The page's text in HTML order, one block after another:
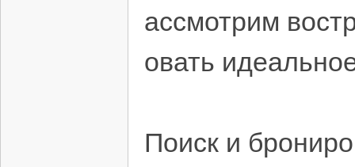
ассмотрим
овать
Поиск и